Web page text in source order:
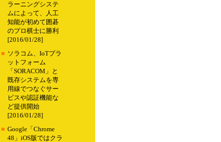
ラーニングシステ
ムによって、人工
知能が初めて囲碁
のプロ棋士に勝利
[2016/01/28]
■ ソラコム、IoTプラ
ットフォーム
「SORACOM」と
既存システムを専
用線でつなぐサー
ビスや認証機能な
ど提供開始
[2016/01/28]
■ Google「Chrome
48」iOS版ではクラ